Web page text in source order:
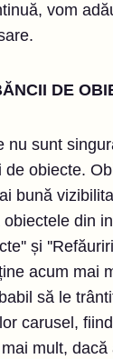
vom
DE
nu sunt
obiecte.
bună
din
și
acum mai
să le
carusel,
mult,